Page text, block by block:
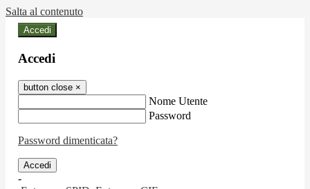
Salta al contenuto
Accedi
Accedi
button close ×
Nome Utente
Password
Password dimenticata?
-